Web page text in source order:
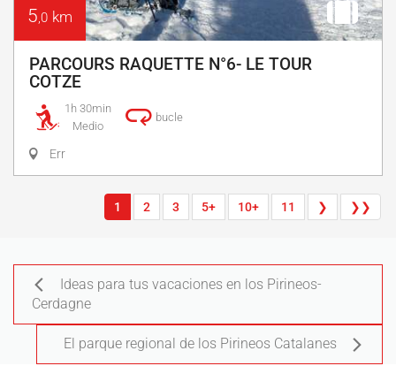
5,0 km
PARCOURS RAQUETTE N°6- LE TOUR
COTZE
1h 30min
Medio
bucle
Err
1 2 3 5+ 10+ 11 ❯ ❯❯
Ideas para tus vacaciones en los Pirineos-
Cerdagne
El parque regional de los Pirineos Catalanes